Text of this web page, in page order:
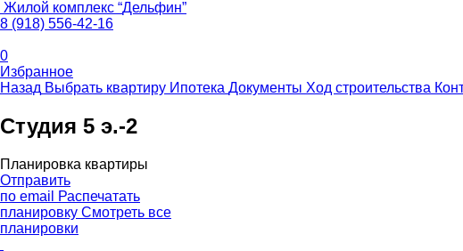
Жилой комплекс “Дельфин”
8 (918) 556-42-16
0
Избранное
Назад Выбрать квартиру Ипотека Документы Ход строительства
Студия 5 э.-2
Планировка квартиры
Отправить
по email
Распечатать
планировку Смотреть все
планировки